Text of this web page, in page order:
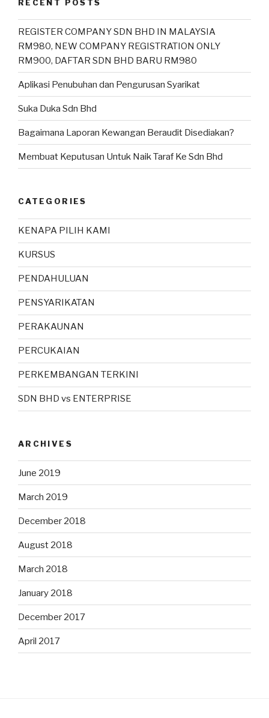
RECENT POSTS
REGISTER COMPANY SDN BHD IN MALAYSIA
RM980, NEW COMPANY REGISTRATION ONLY
RM900, DAFTAR SDN BHD BARU RM980
Aplikasi Penubuhan dan Pengurusan Syarikat
Suka Duka Sdn Bhd
Bagaimana Laporan Kewangan Beraudit Disediakan?
Membuat Keputusan Untuk Naik Taraf Ke Sdn Bhd
CATEGORIES
KENAPA PILIH KAMI
KURSUS
PENDAHULUAN
PENSYARIKATAN
PERAKAUNAN
PERCUKAIAN
PERKEMBANGAN TERKINI
SDN BHD vs ENTERPRISE
ARCHIVES
June 2019
March 2019
December 2018
August 2018
March 2018
January 2018
December 2017
April 2017